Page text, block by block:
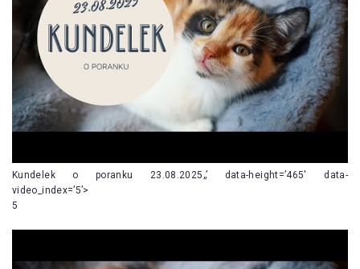
Kundelek o poranku 23.08.2025„’ data-height=’465′ data-
video_index=’5’>
5